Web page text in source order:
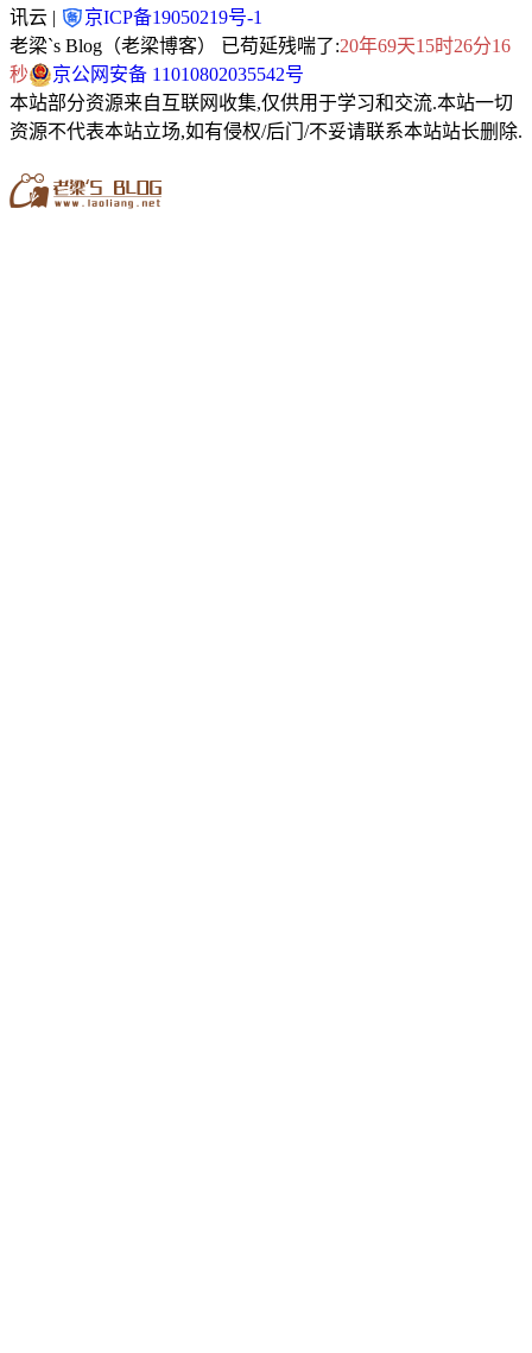
讯云 |
京ICP备19050219号-1
老梁`s Blog（老梁博客） 已苟延残喘了:20年69天15时26分17
秒
京公网安备 11010802035542号
本站部分资源来自互联网收集,仅供用于学习和交流.本站一切
资源不代表本站立场,如有侵权/后门/不妥请联系本站站长删除.